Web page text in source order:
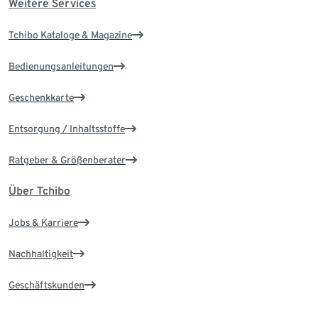
Weitere Services
Tchibo Kataloge & Magazine
Bedienungsanleitungen
Geschenkkarte
Entsorgung / Inhaltsstoffe
Ratgeber & Größenberater
Über Tchibo
Jobs & Karriere
Nachhaltigkeit
Geschäftskunden